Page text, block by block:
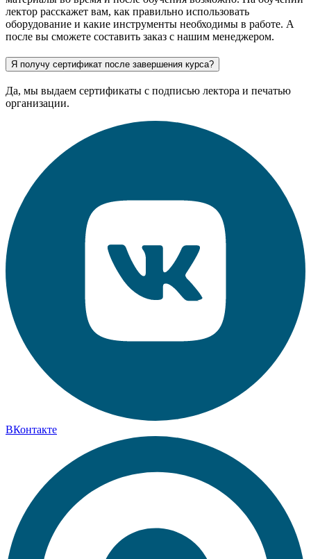
лектор расскажет вам, как правильно использовать
оборудование и какие инструменты необходимы в работе. А
после вы сможете составить заказ с нашим менеджером.
Я получу сертификат после завершения курса?
Да, мы выдаем сертификаты с подписью лектора и печатью
организации.
ВКонтакте